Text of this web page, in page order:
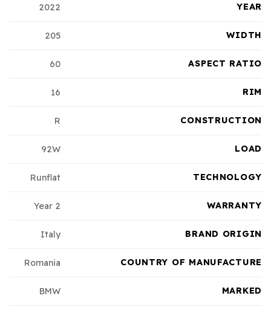
YEAR
2022
WIDTH
205
ASPECT RATIO
60
RIM
16
CONSTRUCTION
R
LOAD
92W
TECHNOLOGY
Runflat
WARRANTY
2 Year
BRAND ORIGIN
Italy
COUNTRY OF MANUFACTURE
Romania
MARKED
BMW